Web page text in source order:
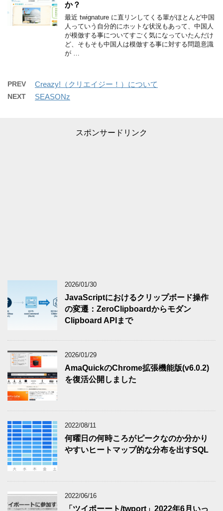
か？
最近 twignature に直リンしてくる輩がほとんど中国
人っていう自分的にホットな状況もあって、中国人
が模倣する事についてすごく気になっていたんだけ
ど、そもそも中国人は模倣する事に対する問題意識
が …
PREV Creazy!（クリエイジー！）について
NEXT SEASONz
スポンサードリンク
2026/01/30
JavaScriptにおけるクリップボード操作
の変遷：ZeroClipboardからモダン
Clipboard APIまで
2026/01/29
AmaQuickのChrome拡張機能版(v6.0.2)
を復活公開しました
2022/08/11
何曜日の何時ころがピークなのか分かり
やすいヒートマップ的な分布を出すSQL
2022/06/16
「ツイポーート/twport」2022年6月いっ